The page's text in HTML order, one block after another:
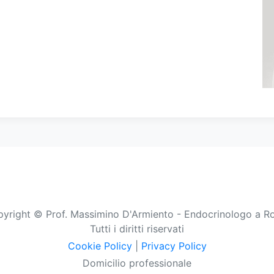
© Prof. Massimino D'Armiento - Endocrinologo a
Tutti i diritti riservati
Cookie Policy| Privacy Policy
Domicilio professionale